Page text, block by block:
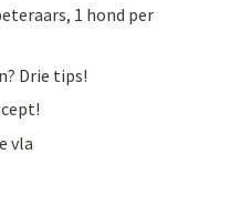
1 hond per
Drie tips!
vla